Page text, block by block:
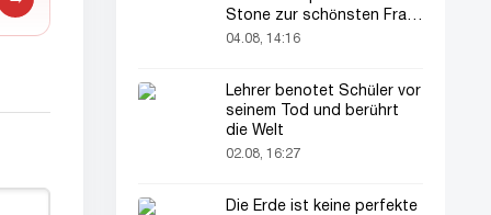
Stone zur schönsten Frau
der Welt gekürt
04.08, 14:16
Lehrer benotet Schüler vor
seinem Tod und berührt
die Welt
02.08, 16:27
Die Erde ist keine perfekte